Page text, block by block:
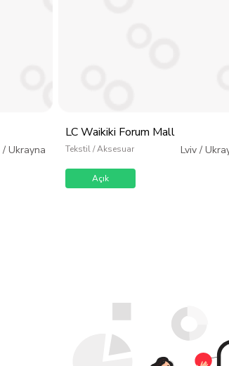
/ Ukrayna
LC Waikiki Forum Mall
Tekstil / Aksesuar Lviv /
Açık